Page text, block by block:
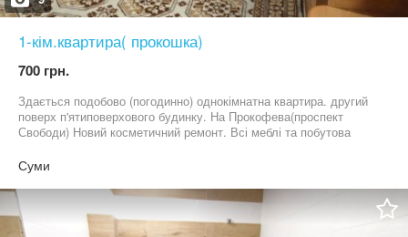
1-кім.квартира( прокошка)
700 грн.
Здається подобово (погодинно) однокімнатна квартира. другий
поверх п'ятиповерхового будинку. На Прокофева(проспект
Свободи) Новий косметичний ремонт. Всі меблі та побутова
. мікрохвильовка .холодильник. кондиціонер) Три спальних
ліжка. 1000 грн за добу. 500 грн - до 4 годин. Зупинка
.,автостоянка ,магазини. аптеки .дитячий майданчик. зелена
зона парк .річка. магазини.. тощо. Можна звертатися : телефон
telegram viber 06******77
Суми